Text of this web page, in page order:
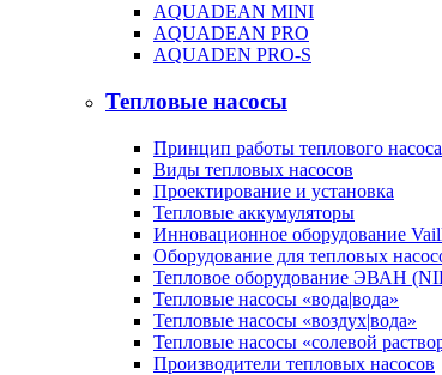
AQUADEAN MINI
AQUADEAN PRO
AQUADEN PRO-S
Тепловые насосы
Принцип работы теплового насоса
Виды тепловых насосов
Проектирование и установка
Тепловые аккумуляторы
Инновационное оборудование
Оборудование для тепловых
Тепловое оборудование ЭВАН
Тепловые насосы «вода|вода»
Тепловые насосы «воздух|вода»
Тепловые насосы «солевой
Производители тепловых насосов